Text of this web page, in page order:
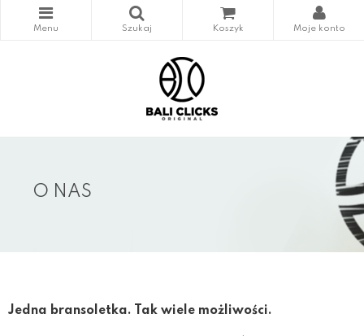
O NAS
Jedna bransoletka. Tak wiele możliwości.